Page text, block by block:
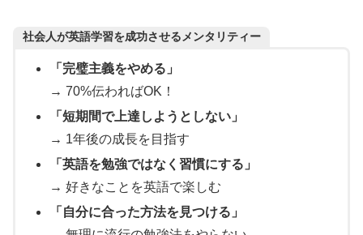
社会人が英語学習を成功させるメンタリティー
「完璧主義をやめる」
→ 70%伝わればOK！
「短期間で上達しようとしない」
→ 1年後の成長を目指す
「英語を勉強ではなく習慣にする」
→ 好きなことを英語で楽しむ
「自分に合った方法を見つける」